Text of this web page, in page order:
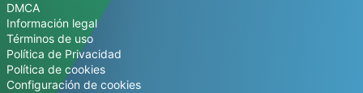
DMCA
Información legal
Términos de uso
Política de Privacidad
Política de cookies
Configuración de cookies